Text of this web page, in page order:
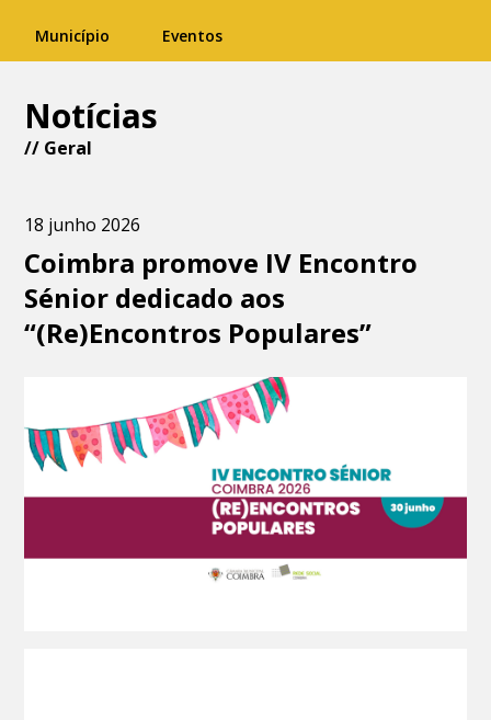
Município Eventos
Notícias
// Geral
18 junho 2026
Coimbra promove IV Encontro
Sénior dedicado aos
“(Re)Encontros Populares”